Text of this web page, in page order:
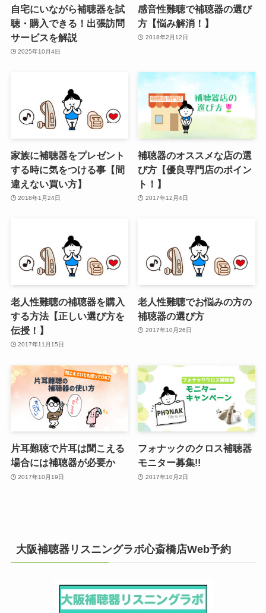
自宅にいながら補聴器を試
聴・購入できる！出張訪問
サービスを解説
2025年10月4日
感音性難聴で補聴器の選び
方【悩み解消！】
2018年2月12日
家族に補聴器をプレゼント
する時に気をつける事【間
違えない買い方】
2018年1月24日
補聴器のオススメな店の選
び方【優良専門店のポイン
ト！】
2017年12月4日
老人性難聴の補聴器を購入
する方法【正しい選び方を
伝授！】
2017年11月15日
老人性難聴でお悩みの方の
補聴器の選び方
2017年10月26日
片耳難聴で片耳は聞こえる
場合には補聴器が必要か
2017年10月19日
フォナックのクロス補聴器
モニター募集!!
2017年10月2日
大阪補聴器リスニングラボ心斎橋店Web予約